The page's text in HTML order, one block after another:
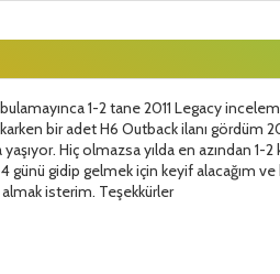
1-2 tane 2011 Legacy
bir adet H6 Outback ilanı gördüm
Hiç olmazsa yılda en azından 1-
günü gidip gelmek için keyif alacağım
isterim. Teşekkürler